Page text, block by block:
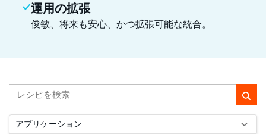
運用の拡張
俊敏、将来も安心、かつ拡張可能な統合。
アプリケーション